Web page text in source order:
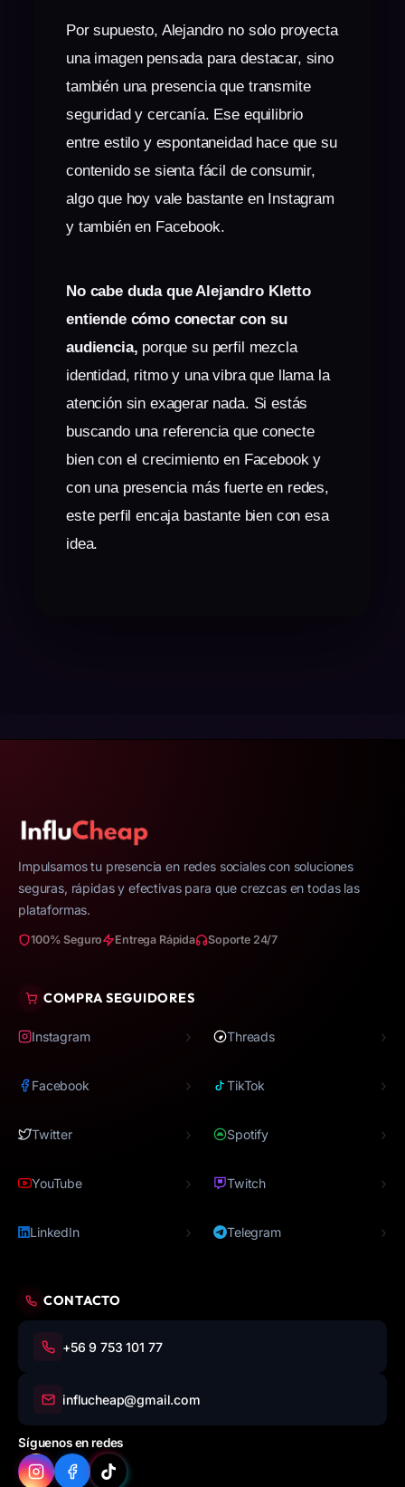
Por supuesto, Alejandro no solo proyecta
una imagen pensada para destacar, sino
también una presencia que transmite
seguridad y cercanía. Ese equilibrio
entre estilo y espontaneidad hace que su
contenido se sienta fácil de consumir,
algo que hoy vale bastante en Instagram
y también en Facebook.
No cabe duda que Alejandro Kletto
entiende cómo conectar con su
audiencia, porque su perfil mezcla
identidad, ritmo y una vibra que llama la
atención sin exagerar nada. Si estás
buscando una referencia que conecte
bien con el crecimiento en Facebook y
con una presencia más fuerte en redes,
este perfil encaja bastante bien con esa
idea.
Impulsamos tu presencia en redes sociales con soluciones
seguras, rápidas y efectivas para que crezcas en todas las
plataformas.
100% Seguro Entrega Rápida Soporte 24/7
COMPRA SEGUIDORES
Instagram › Threads ›
Facebook › TikTok ›
Twitter › Spotify ›
YouTube › Twitch ›
LinkedIn › Telegram ›
CONTACTO
+56 9 753 101 77
influcheap@gmail.com
Síguenos en redes